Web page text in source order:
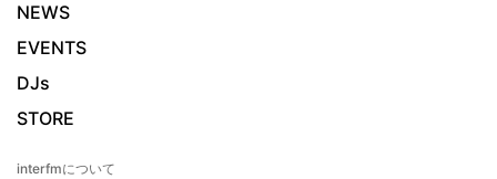
NEWS
EVENTS
DJs
STORE
interfmについて